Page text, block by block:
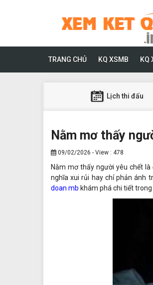
TRANG CHỦ KQ XSMB KQ
Lịch thi đấu
Nằm mơ thấy
09/02/2026 - View : 478
Nằm mơ thấy người yêu chết
nghĩa xui rủi hay chỉ phản ánh
doan mb khám phá chi tiết trong